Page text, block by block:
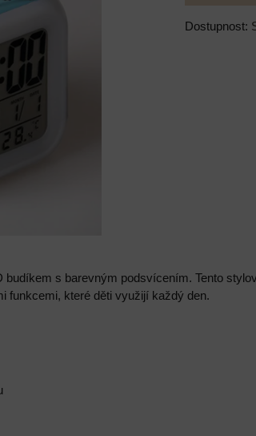
Dostupnost:
s barevným podsvícením. Tento
funkcemi, které děti využijí každý den.